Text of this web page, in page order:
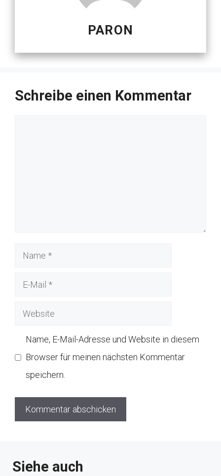
PARON
Schreibe einen Kommentar
Name
Website
Name, E-Mail-Adresse und Website in diesem
Browser für meinen nächsten Kommentar
speichern.
Siehe auch